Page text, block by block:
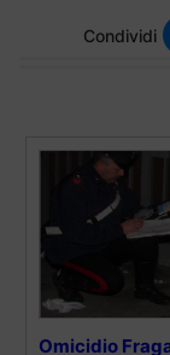
Condividi
Omicidio